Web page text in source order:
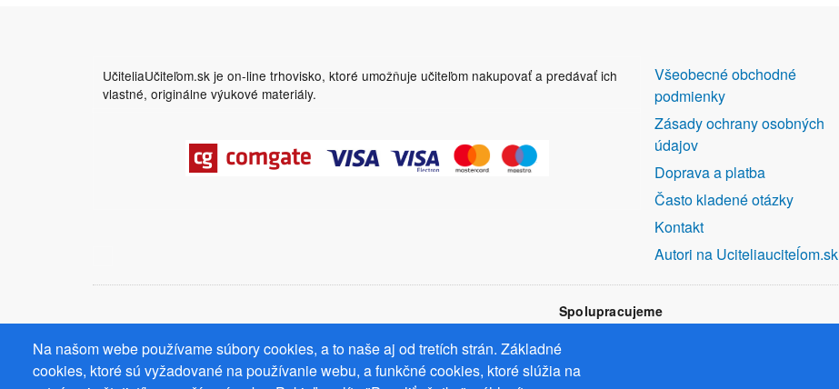
UčiteliaUčiteľom.sk je on-line trhovisko, ktoré umožňuje učiteľom nakupovať a predávať ich
vlastné, originálne výukové materiály.
Na našom webe používame súbory cookies, a to naše aj od tretích strán. Základné
cookies, ktoré sú vyžadované na používanie webu, a funkčné cookies, ktoré slúžia na
DALŠÍ
ODKAZY
Všeobecné obchodné
podmienky
Zásady ochrany osobných
údajov
Doprava a platba
Často kladené otázky
Kontakt
Autori na Uciteliauciteĺom.sk
Spolupracujeme